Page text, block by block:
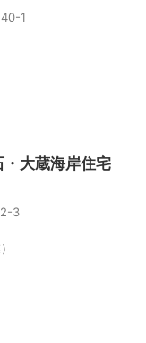
1
大蔵海岸住宅
2-3